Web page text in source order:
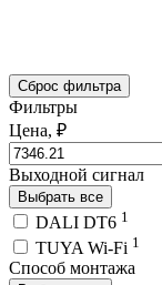
Сброс фильтра
Фильтры
Цена, ₽
Выходной сигнал
Выбрать все
DALI DT6 1
TUYA Wi-Fi 1
Способ монтажа